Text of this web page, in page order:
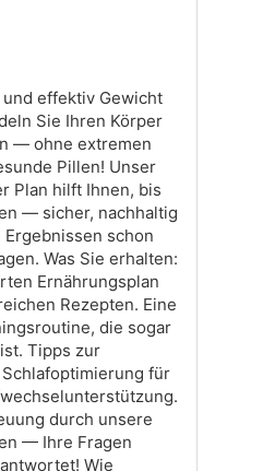
effektiv Gewicht
Sie Ihren Körper
— ohne extremen
Pillen! Unser
Plan hilft Ihnen, bis
— sicher, nachhaltig
schon
Was Sie erhalten:
Ernährungsplan
Rezepten. Eine
die sogar
Tipps zur
für
durch unsere
— Ihre Fragen
Wie